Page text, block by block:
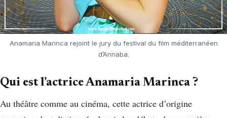
Anamaria Marinca rejoint le jury du festival du film méditerranéen
d’Annaba.
Qui est l’actrice Anamaria Marinca ?
Au théâtre comme au cinéma, cette actrice d’origine